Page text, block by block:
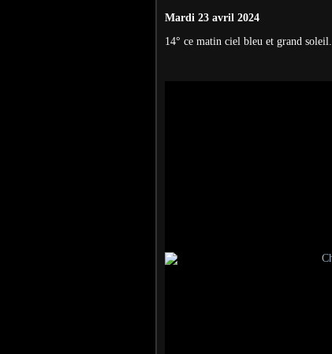
Mardi 23 avril 2024
14° ce matin ciel bleu et grand soleil.